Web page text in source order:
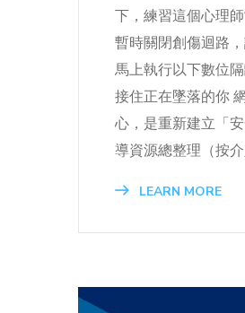
下，練習這個心理
暫時關閉創傷迴路
馬上執行以下數位
接住正在墜落的你
心，是重新建立「
導資源總整理（按
LEARN MORE